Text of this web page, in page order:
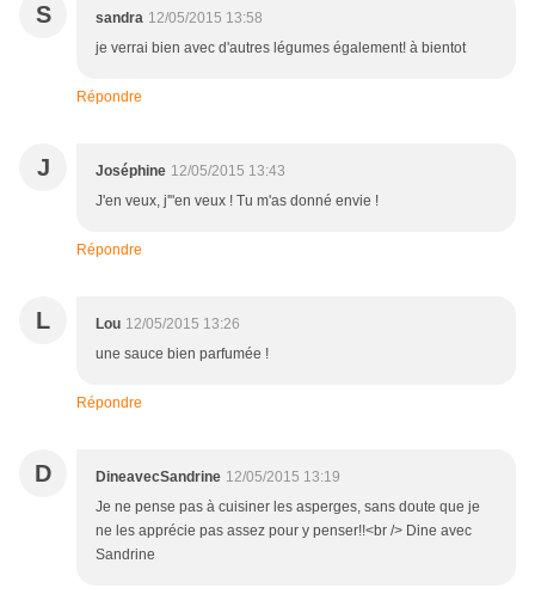
S sandra 12/05/2015 13:58
je verrai bien avec d'autres légumes également! à bientot
Répondre
J Joséphine 12/05/2015 13:43
J'en veux, j'"en veux ! Tu m'as donné envie !
Répondre
L Lou 12/05/2015 13:26
une sauce bien parfumée !
Répondre
D DineavecSandrine 12/05/2015 13:19
Je ne pense pas à cuisiner les asperges, sans doute que je
ne les apprécie pas assez pour y penser!!<br /> Dine avec
Sandrine